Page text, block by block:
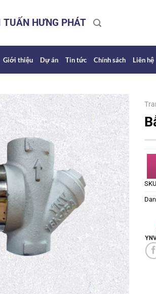
TUẤN HƯNG PHÁT
Giới thiệu Dự án Tin tức Chính sách Liên hệ